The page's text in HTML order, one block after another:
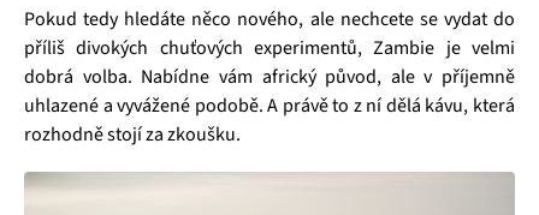
Pokud tedy hledáte něco nového, ale nechcete se vydat do
příliš divokých chuťových experimentů, Zambie je velmi
dobrá volba. Nabídne vám africký původ, ale v příjemně
uhlazené a vyvážené podobě. A právě to z ní dělá kávu, která
rozhodně stojí za zkoušku.